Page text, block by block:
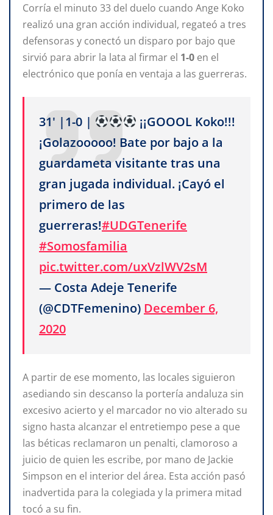
Corría el minuto 33 del duelo cuando Ange Koko
realizó una gran acción individual, regateó a tres
defensoras y conectó un disparo por bajo que
sirvió para abrir la lata al firmar el 1-0 en el
electrónico que ponía en ventaja a las guerreras.
31' |1-0 |
¡¡GOOOL Koko!!!
¡Golazooooo! Bate por bajo a la
guardameta visitante tras una
gran jugada individual. ¡Cayó el
primero de las
guerreras!#UDGTenerife
#Somosfamilia
pic.twitter.com/uxVzlWV2sM
— Costa Adeje Tenerife
(@CDTFemenino) December 6,
2020
A partir de ese momento, las locales siguieron
asediando sin descanso la portería andaluza sin
excesivo acierto y el marcador no vio alterado su
signo hasta alcanzar el entretiempo pese a que
las béticas reclamaron un penalti, clamoroso a
juicio de quien les escribe, por mano de Jackie
Simpson en el interior del área. Esta acción pasó
inadvertida para la colegiada y la primera mitad
tocó a su fin.